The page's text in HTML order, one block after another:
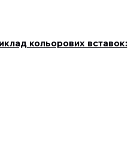
кольорових вставок: